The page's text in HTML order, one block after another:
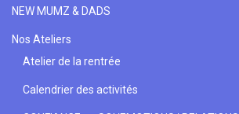
NEW MUMZ & DADS
Nos Ateliers
Atelier de la rentrée
Calendrier des activités